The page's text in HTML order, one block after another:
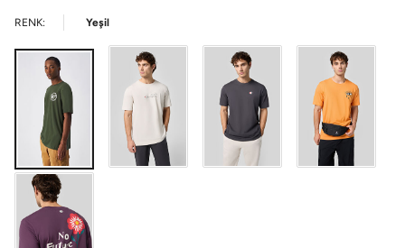
RENK: Yeşil